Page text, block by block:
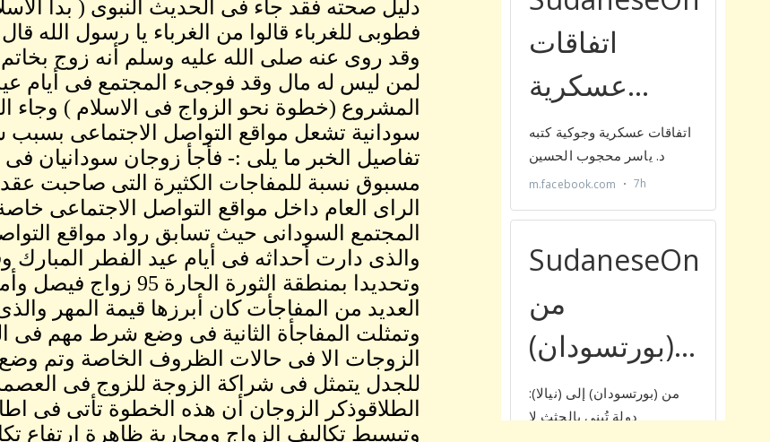
دليل صحته فقد جاء فى الحديث النبوى ( بدأ
فطوبى للغرباء قالوا من الغرباء يا رسول الله
وقد روى عنه صلى الله عليه وسلم أنه زوج
لمن ليس له مال وقد فوجىء المجتمع فى أيام
المشروع (خطوة نحو الزواج فى الاسلام )
سودانية تشعل مواقع التواصل الاجتماعى
تفاصيل الخبر ما يلى :- فأجأ زوجان سودانيان
مسبوق نسبة للمفاجات الكثيرة التى صاحبت
الراى العام داخل مواقع التواصل الاجتماعى
المجتمع السودانى حيث تسابق رواد مواقع
والذى دارت أحداثه فى أيام عيد الفطر المبارك
وتحديدا بمنطقة الثورة
العديد من المفاجأت كان أبرزها قيمة المهر
وتمثلت المفاجأة الثانية فى وضع شرط مهم فى
الزوجات الا فى حالات الظروف الخاصة وتم
للجدل يتمثل فى شراكة الزوجة للزوج فى
الطلاقوذكر الزوجان أن هذه الخطوة تأتى فى
وتبسيط تكاليف الزواج ومحاربة ظاهرة ارتفاع